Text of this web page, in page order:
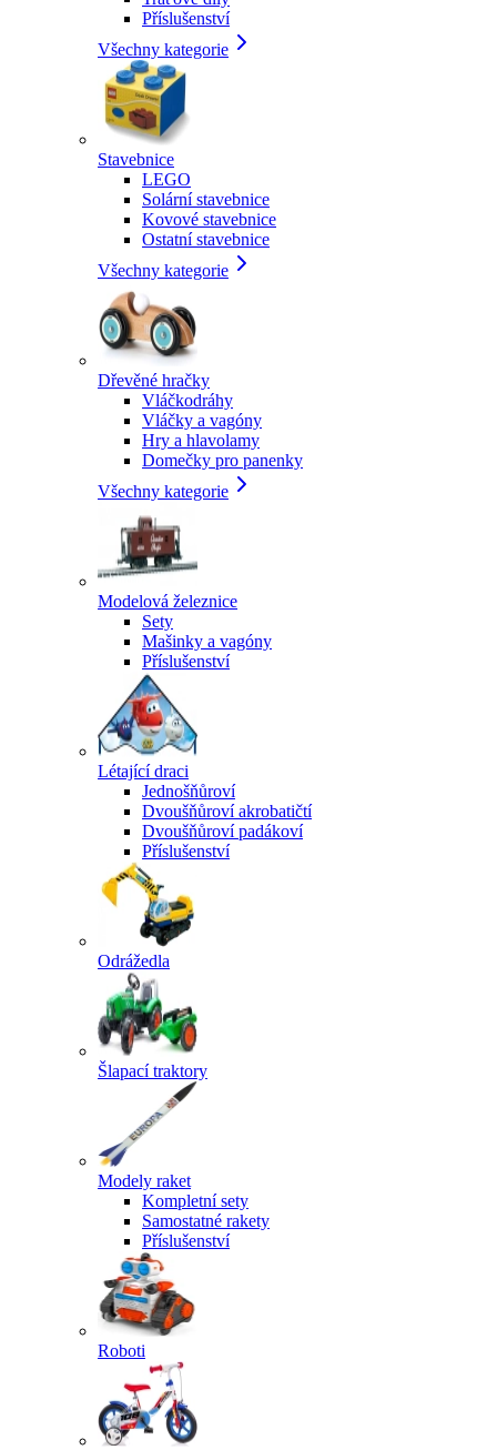
Příslušenství
Všechny kategorie
Stavebnice
LEGO
Solární stavebnice
Kovové stavebnice
Ostatní stavebnice
Všechny kategorie
Dřevěné hračky
Vláčkodráhy
Vláčky a vagóny
Hry a hlavolamy
Domečky pro panenky
Všechny kategorie
Modelová železnice
Sety
Mašinky a vagóny
Příslušenství
Létající draci
Jednošňůroví
Dvoušňůroví akrobatičtí
Dvoušňůroví padákoví
Příslušenství
Odrážedla
Šlapací traktory
Modely raket
Kompletní sety
Samostatné rakety
Příslušenství
Roboti